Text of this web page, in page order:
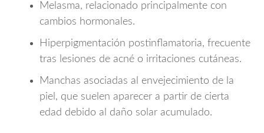
Melasma, relacionado principalmente con
cambios hormonales.
Hiperpigmentación postinflamatoria, frecuente
tras lesiones de acné o irritaciones cutáneas.
Manchas asociadas al envejecimiento de la
piel, que suelen aparecer a partir de cierta
edad debido al daño solar acumulado.